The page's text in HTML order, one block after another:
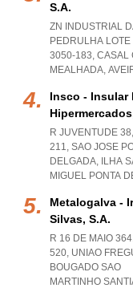
S.a.
ZN INDUSTRIAL
PEDRULHA LOTE
3050-183, CASAL
MEALHADA,
Insco - Insular
R JUVENTUDE
211, SAO JOSE
DELGADA, ILHA
MIGUEL PONTA
Metalogalva -
Silvas, S.a.
R 16 DE MAIO
520, UNIAO
BOUGADO SAO
MARTINHO